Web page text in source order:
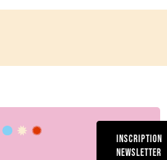
INSCRIPTION
NEWSLETTER